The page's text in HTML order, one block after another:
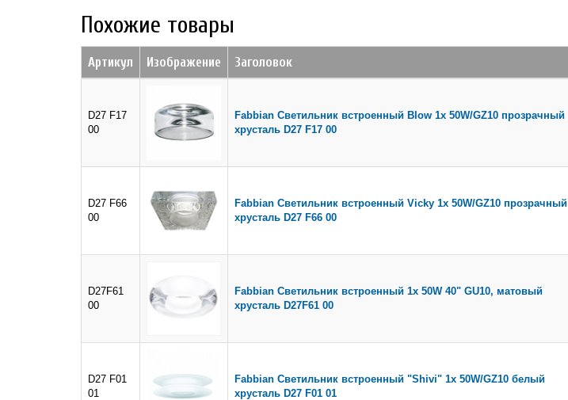
Похожие товары
Артикул Изображение Заголовок
D27 F17
00
Fabbian Светильник встроенный Blow 1х 50W/GZ10 прозрачный
хрусталь D27 F17 00
D27 F66
00
Fabbian Светильник встроенный Vicky 1х 50W/GZ10 прозрачный
хрусталь D27 F66 00
D27F61
00
Fabbian Светильник встроенный 1х 50W 40" GU10, матовый
хрусталь D27F61 00
D27 F01
01
Fabbian Светильник встроенный "Shivi" 1х 50W/GZ10 белый
хрусталь D27 F01 01